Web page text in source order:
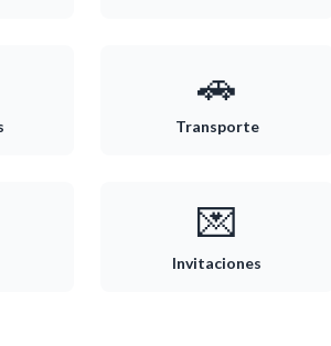
🚗
Transporte
💌
Invitaciones